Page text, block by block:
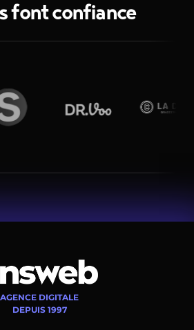
font confiance
AGENCE DIGITALE
DEPUIS 1997